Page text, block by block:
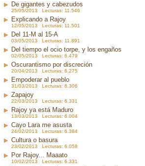
De gigantes y cabezudos
25/05/2013 Lecturas: 11.546
Explicando a Rajoy
12/05/2013 Lecturas: 11.501
Del 11-M al 15-A
03/05/2013 Lecturas: 11.891
Del tiempo el ocio torpe, y los engaños
02/05/2013 Lecturas: 6.479
Oscurantismo por discreción
20/04/2013 Lecturas: 6.275
Empoderar al pueblo
31/03/2013 Lecturas: 6.306
Zapajoy
22/03/2013 Lecturas: 6.331
Rajoy ya está Maduro
13/03/2013 Lecturas: 6.004
Cayo Lara me asusta
24/02/2013 Lecturas: 6.384
Cultura o basura
23/02/2013 Lecturas: 6.058
Por Rajoy... Maaato
10/02/2013 Lecturas: 6.331